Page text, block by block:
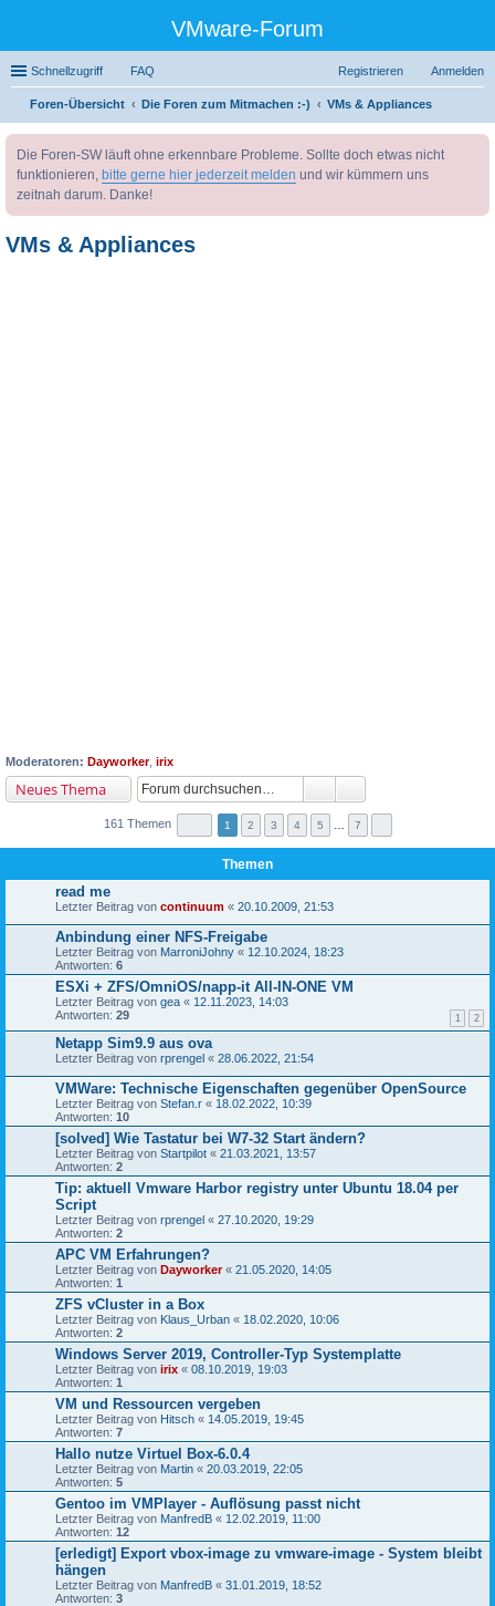
VMware-Forum
Schnellzugriff FAQ Anmelden
Registrieren
Foren-Übersicht Die Foren zum Mitmachen :-)
VMs & Appliances
Die Foren-SW läuft ohne erkennbare Probleme. Sollte doch etwas nicht
funktionieren, bitte gerne hier jederzeit melden und wir kümmern uns
zeitnah darum. Danke!
VMs & Appliances
Moderatoren: Dayworker, irix
Neues Thema
161 Themen 1 2 3 4 5 7
Themen
read me
Letzter Beitrag von continuum « 20.10.2009, 21:53
Anbindung einer NFS-Freigabe
Letzter Beitrag von MarroniJohny « 12.10.2024, 18:23
Antworten: 6
ESXi + ZFS/OmniOS/napp-it All-IN-ONE VM
Letzter Beitrag von gea « 12.11.2023, 14:03
Antworten: 29 1 2
Netapp Sim9.9 aus ova
Letzter Beitrag von rprengel « 28.06.2022, 21:54
VMWare: Technische Eigenschaften gegenüber OpenSource
Letzter Beitrag von Stefan.r « 18.02.2022, 10:39
Antworten: 10
[solved] Wie Tastatur bei W7-32 Start ändern?
Letzter Beitrag von Startpilot « 21.03.2021, 13:57
Antworten: 2
Tip: aktuell Vmware Harbor registry unter Ubuntu 18.04 per
Script
Letzter Beitrag von rprengel « 27.10.2020, 19:29
Antworten: 2
APC VM Erfahrungen?
Letzter Beitrag von Dayworker« 21.05.2020, 14:05
Antworten: 1
ZFS vCluster in a Box
Letzter Beitrag von Klaus_Urban « 18.02.2020, 10:06
Antworten: 2
Windows Server 2019, Controller-Typ Systemplatte
Letzter Beitrag von irix « 08.10.2019, 19:03
Antworten: 1
VM und Ressourcen vergeben
Letzter Beitrag von Hitsch « 14.05.2019, 19:45
Antworten: 7
Hallo nutze Virtuel Box-6.0.4
Letzter Beitrag von Martin « 20.03.2019, 22:05
Antworten: 5
Gentoo im VMPlayer - Auflösung passt nicht
Letzter Beitrag von ManfredB « 12.02.2019, 11:00
Antworten: 12
[erledigt] Export vbox-image zu vmware-image - System bleibt
hängen
Letzter Beitrag von ManfredB « 31.01.2019, 18:52
Antworten: 3